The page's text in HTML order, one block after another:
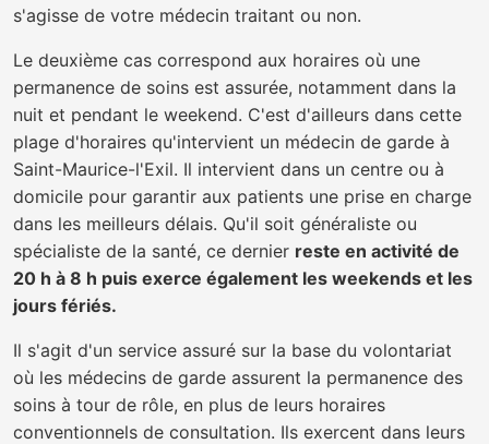
s'agisse de votre médecin traitant ou non.
Le deuxième cas correspond aux horaires où une
permanence de soins est assurée, notamment dans la
nuit et pendant le weekend. C'est d'ailleurs dans cette
plage d'horaires qu'intervient un médecin de garde à
Saint-Maurice-l'Exil. Il intervient dans un centre ou à
domicile pour garantir aux patients une prise en charge
dans les meilleurs délais. Qu'il soit généraliste ou
spécialiste de la santé, ce dernier reste en activité de
20 h à 8 h puis exerce également les weekends et les
jours fériés.
Il s'agit d'un service assuré sur la base du volontariat
où les médecins de garde assurent la permanence des
soins à tour de rôle, en plus de leurs horaires
conventionnels de consultation. Ils exercent dans leurs